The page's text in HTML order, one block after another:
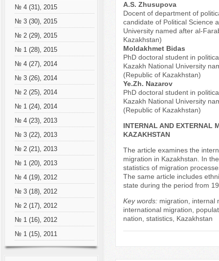
№ 4 (31), 2015
№ 3 (30), 2015
№ 2 (29), 2015
№ 1 (28), 2015
№ 4 (27), 2014
№ 3 (26), 2014
№ 2 (25), 2014
№ 1 (24), 2014
№ 4 (23), 2013
№ 3 (22), 2013
№ 2 (21), 2013
№ 1 (20), 2013
№ 4 (19), 2012
№ 3 (18), 2012
№ 2 (17), 2012
№ 1 (16), 2012
№ 1 (15), 2011
A.S. Zhusupova
Docent of department of
candidate of Political Science
University named after al-
Kazakhstan)
Moldakhmet Bidas
PhD doctoral student in
Kazakh National University
(Republic of Kazakhstan)
Ye.Zh. Nazarov
PhD doctoral student in
Kazakh National University
(Republic of Kazakhstan)
INTERNAL AND EXTERNAL
KAZAKHSTAN
The article examines the
migration in Kazakhstan. In
statistics of migration
The same article includes
state during the period from
Key words:migration, internal
international migration,
nation, statistics, Kazakhstan